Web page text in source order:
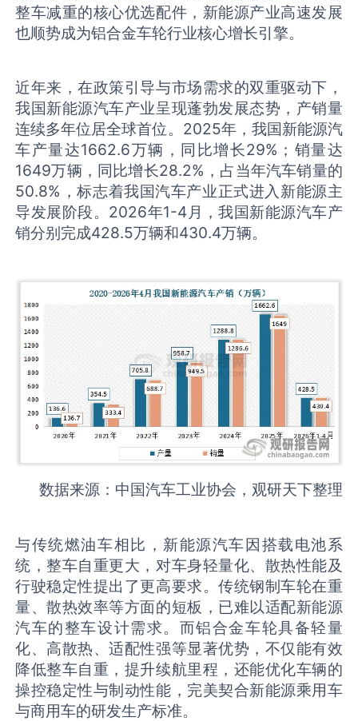
整车减重的核心优选配件，新能源产业高速发展
也顺势成为铝合金车轮行业核心增长引擎。
近年来，在政策引导与市场需求的双重驱动下，
我国新能源汽车产业呈现蓬勃发展态势，产销量
连续多年位居全球首位。2025年，我国新能源汽
车产量达1662.6万辆，同比增长29%；销量达
1649万辆，同比增长28.2%，占当年汽车销量的
50.8%，标志着我国汽车产业正式进入新能源主
导发展阶段。2026年1-4月，我国新能源汽车产
销分别完成428.5万辆和430.4万辆。
数据来源：中国汽车工业协会，观研天下整理
与传统燃油车相比，新能源汽车因搭载电池系
统，整车自重更大，对车身轻量化、散热性能及
行驶稳定性提出了更高要求。传统钢制车轮在重
量、散热效率等方面的短板，已难以适配新能源
汽车的整车设计需求。而铝合金车轮具备轻量
化、高散热、适配性强等显著优势，不仅能有效
降低整车自重，提升续航里程，还能优化车辆的
操控稳定性与制动性能，完美契合新能源乘用车
与商用车的研发生产标准。